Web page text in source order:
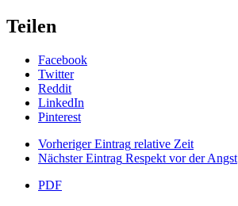
Teilen
Facebook
Twitter
Reddit
LinkedIn
Pinterest
Vorheriger Eintrag relative Zeit
Nächster Eintrag Respekt vor der Angst
PDF